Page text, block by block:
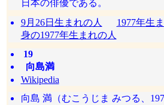
日本の俳優である。
9月26日生まれの人
1977年生
身の1977年生まれの人
19
向島満
Wikipedia
向島 満（むこうじま みつる、